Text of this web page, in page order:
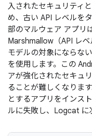
入されたセキュリティ
め、古い API レベルを
部のマルウェア アプリ
Marshmallow（API レ
モデルの対象にならな
を使用します。この
アが強化されたセキュ
ることが難しくなりま
とするアプリをインス
ルに失敗し、Logcat に